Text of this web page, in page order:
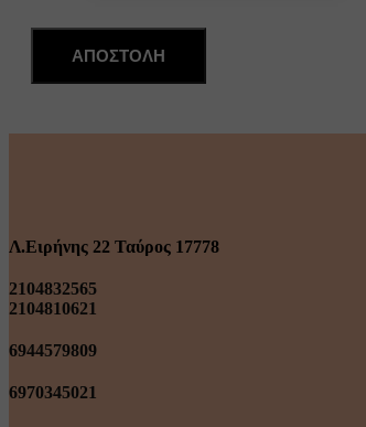
ΑΠΟΣΤΟΛΗ
Λ.Ειρήνης 22 Ταύρος 17778
2104832565
2104810621
6944579809
6970345021